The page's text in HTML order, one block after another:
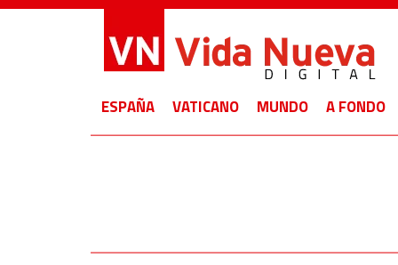
ESPAÑA VATICANO MUNDO A FONDO